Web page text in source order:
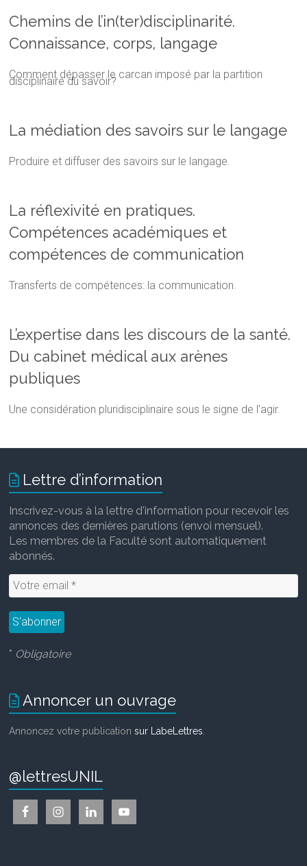
Chemins de l’in(ter)disciplinarité.
Connaissance, corps, langage
Comment dépasser le carcan imposé par la partition
disciplinaire du savoir?
La médiation des savoirs sur le langage
Produire et diffuser des savoirs sur le langage.
La réflexivité en pratiques.
Compétences académiques et
compétences de communication
Transferts de compétences: la communication.
L’expertise dans les discours de la santé.
Du cabinet médical aux arènes
publiques
Une considération pluridisciplinaire sous le signe de l'agir.
Lettre d’information
Inscrivez-vous à la lettre d'information pour recevoir les
annonces des dernières parutions (envoi mensuel).
Les membres de la Faculté sont automatiquement
abonnés.
* Obligatoire
Annoncer un ouvrage
Annoncez votre publicationsur LabeLettres
@lettresUNIL